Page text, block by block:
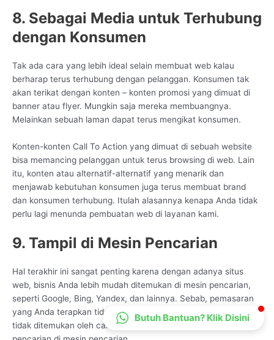
8. Sebagai Media untuk Terhubung
dengan Konsumen
Tak ada cara yang lebih ideal selain membuat web kalau
berharap terus terhubung dengan pelanggan. Konsumen tak
akan terikat dengan konten – konten promosi yang dimuat di
banner atau flyer. Mungkin saja mereka membuangnya.
Melainkan sebuah laman dapat terus mengikat konsumen.
Konten-konten Call To Action yang dimuat di sebuah website
bisa memancing pelanggan untuk terus browsing di web. Lain
itu, konten atau alternatif-alternatif yang menarik dan
menjawab kebutuhan konsumen juga terus membuat brand
dan konsumen terhubung. Itulah alasannya kenapa Anda tidak
perlu lagi menunda pembuatan web di layanan kami.
9. Tampil di Mesin Pencarian
Hal terakhir ini sangat penting karena dengan adanya situs
web, bisnis Anda lebih mudah ditemukan di mesin pencarian,
seperti Google, Bing, Yandex, dan lainnya. Sebab, pemasaran
yang Anda terapkan tidak akan berarti apa-apa jika bisnis Anda
tidak ditemukan oleh calon konsumen saat mereka melakukan
CS Lenteraweb
Online
Butuh Bantuan? Klik Disini